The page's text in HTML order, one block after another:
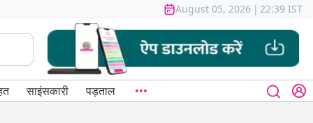
August 05, 2026 | 22:39 IST
साइंसकारी पड़ताल